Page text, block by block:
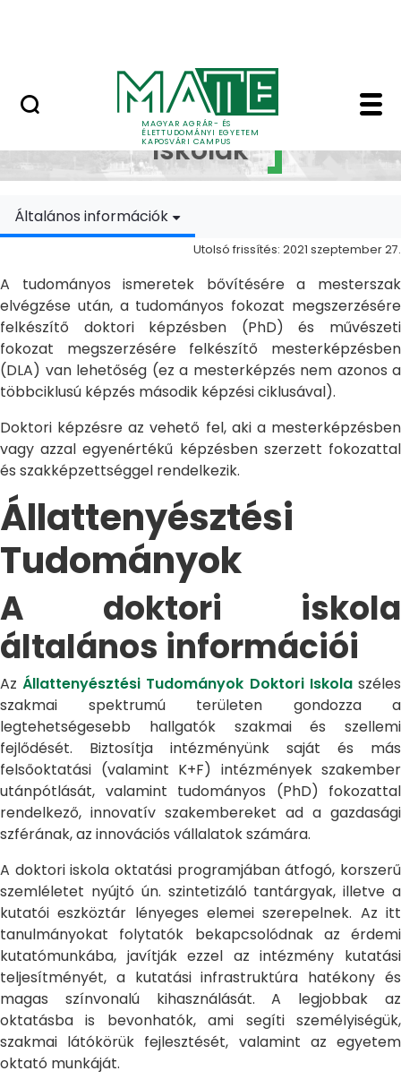
MAGYAR AGRÁR- ÉS
ÉLETTUDOMÁNYI EGYETEM
KAPOSVÁRI CAMPUS
Doktori Iskolák -
Doktori
Iskolák
Általános információk
Utolsó frissítés: 2021 szeptember 27.
A tudományos ismeretek bővítésére a mesterszak
elvégzése után, a tudományos fokozat megszerzésére
felkészítő doktori képzésben (PhD) és művészeti
fokozat megszerzésére felkészítő mesterképzésben
(DLA) van lehetőség (ez a mesterképzés nem azonos a
többciklusú képzés második képzési ciklusával).
Doktori képzésre az vehető fel, aki a mesterképzésben
vagy azzal egyenértékű képzésben szerzett fokozattal
és szakképzettséggel rendelkezik.
Állattenyésztési
Tudományok
A doktori iskola
általános információi
AzÁllattenyésztési Tudományok Doktori Iskolaszéles
szakmai spektrumú területen gondozza a
legtehetségesebb hallgatók szakmai és szellemi
fejlődését. Biztosítja intézményünk saját és más
felsőoktatási (valamint K+F) intézmények szakember
utánpótlását, valamint tudományos (PhD) fokozattal
rendelkező, innovatív szakembereket ad a gazdasági
szférának, az innovációs vállalatok számára.
A doktori iskola oktatási programjában átfogó, korszerű
szemléletet nyújtó ún. szintetizáló tantárgyak, illetve a
kutatói eszköztár lényeges elemei szerepelnek. Az itt
tanulmányokat folytatók bekapcsolódnak az érdemi
kutatómunkába, javítják ezzel az intézmény kutatási
teljesítményét, a kutatási infrastruktúra hatékony és
magas színvonalú kihasználását. A legjobbak az
oktatásba is bevonhatók, ami segíti személyiségük,
szakmai látókörük fejlesztését, valamint az egyetem
oktató munkáját.